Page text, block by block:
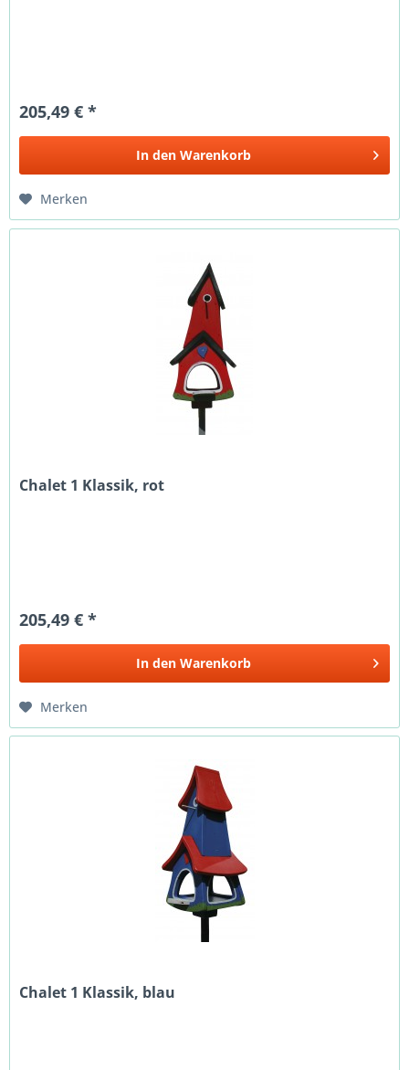
205,49 € *
In den Warenkorb
Merken
Chalet 1 Klassik, rot
205,49 € *
In den Warenkorb
Merken
Chalet 1 Klassik, blau